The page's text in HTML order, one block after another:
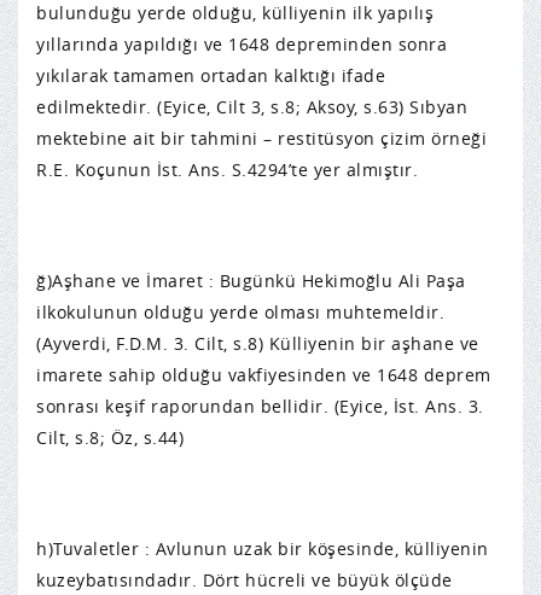
bulunduğu yerde olduğu, külliyenin ilk yapılış
yıllarında yapıldığı ve 1648 depreminden sonra
yıkılarak tamamen ortadan kalktığı ifade
edilmektedir. (Eyice, Cilt 3, s.8; Aksoy, s.63) Sıbyan
mektebine ait bir tahmini – restitüsyon çizim örneği
R.E. Koçunun İst. Ans. S.4294’te yer almıştır.
ğ)Aşhane ve İmaret : Bugünkü Hekimoğlu Ali Paşa
ilkokulunun olduğu yerde olması muhtemeldir.
(Ayverdi, F.D.M. 3. Cilt, s.8) Külliyenin bir aşhane ve
imarete sahip olduğu vakfiyesinden ve 1648 deprem
sonrası keşif raporundan bellidir. (Eyice, İst. Ans. 3.
Cilt, s.8; Öz, s.44)
h)Tuvaletler : Avlunun uzak bir köşesinde, külliyenin
kuzeybatısındadır. Dört hücreli ve büyük ölçüde